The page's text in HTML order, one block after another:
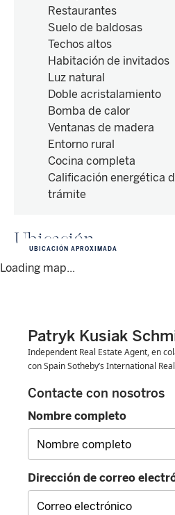
Restaurantes
Suelo de baldosas
Techos altos
Habitación de invitados
Luz natural
Doble acristalamiento
Bomba de calor
Ventanas de madera
Entorno rural
Cocina completa
Calificación energética
trámite
Ubicación
Loading map...
UBICACIÓN APROXIMADA
Patryk Kusiak
Independent Real Estate Agent, en
con Spain Sotheby’s International
Contacte con nosotros
Nombre completo
Dirección de correo